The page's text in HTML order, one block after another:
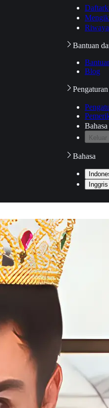
Bantuan
Blog
Pengaturan
Bahasa
Bahasa
Inggris